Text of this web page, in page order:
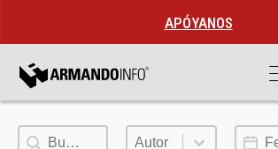
APÓYANOS
Buscar Autor
Autor